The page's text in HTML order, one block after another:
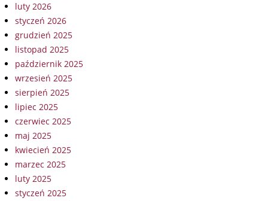
luty 2026
styczeń 2026
grudzień 2025
listopad 2025
październik 2025
wrzesień 2025
sierpień 2025
lipiec 2025
czerwiec 2025
maj 2025
kwiecień 2025
marzec 2025
luty 2025
styczeń 2025